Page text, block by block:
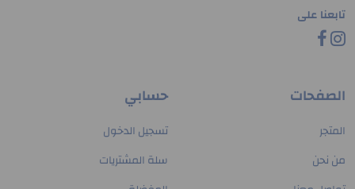
تابعنا على
الصفحات
المتجر
من نحن
حسابي
تسجيل الدخول
سلة المشتريات